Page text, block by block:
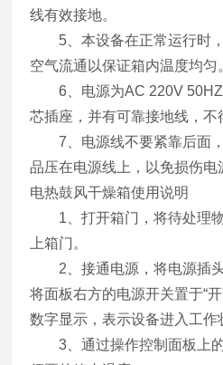
线有效接地。
5、本设备在正常运行时，
空气流通以保证箱内温度均匀
6、电源为AC 220V 50HZ
芯插座，并有可靠接地线，不
7、电源线不要紧靠后面，
品压在电源线上，以免损伤电
电热鼓风干燥箱使用说明
1、打开箱门，将待处理物
上箱门。
2、接通电源，将电源插头
将面板右方的电源开关置于“
数字显示，表示设备进入工作
3、通过操作控制面板上的